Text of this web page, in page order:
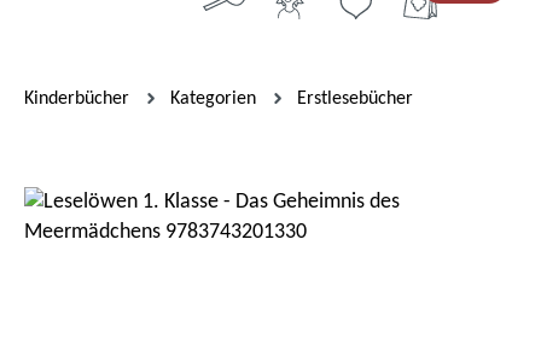
Kinderbücher Kategorien Erstlesebücher
Bildergalerie überspringen